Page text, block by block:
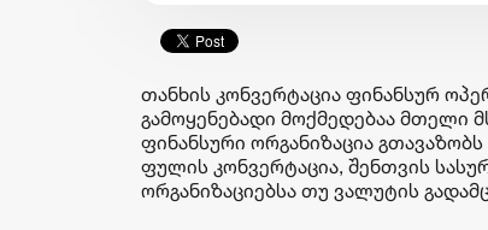
თანხის კონვერტაცია ფინანსურ
გამოყენებადი მოქმედებაა მთელი
ფინანსური ორგანიზაცია
ფულის კონვერტაცია, შენთვის
ორგანიზაციებსა თუ ვალუტის
დაფინანსების
განვითარების
პერსპექტივებზე